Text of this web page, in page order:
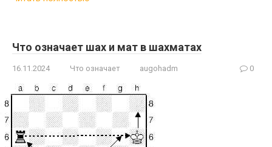
Что означает шах и мат в шахматах
16.11.2024 Что означает augohadm 0